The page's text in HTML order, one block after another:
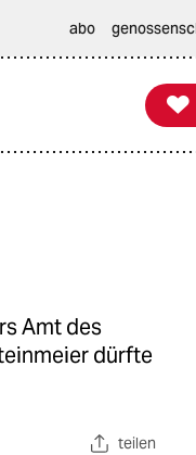
abo

taz
Amt des
dürfte
teilen